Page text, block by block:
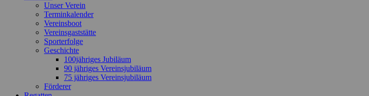
Unser Verein
Terminkalender
Vereinsboot
Vereinsgaststätte
Sporterfolge
Geschichte
100jähriges Jubiläum
90 jähriges Vereinsjubiläum
75 jähriges Vereinsjubiläum
Förderer